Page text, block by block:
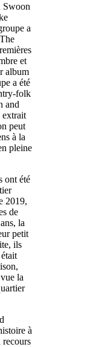
Swoon
a
et
album
a été
folk
and
extrait
peut
à la
pleine
ont été
2019,
de
la
petit
ils
la
à
recours